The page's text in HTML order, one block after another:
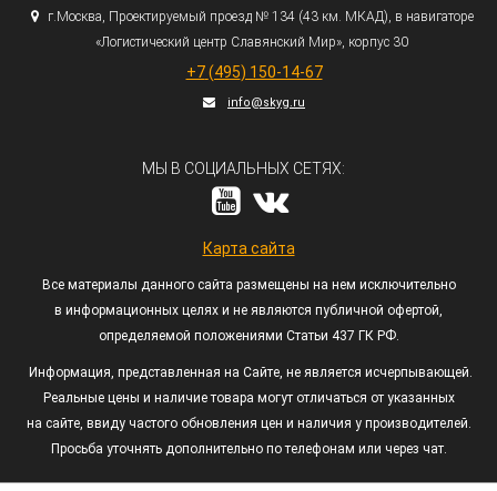
г.Москва, Проектируемый проезд № 134 (43км. МКАД), в навигаторе
«Логистический центр Славянский Мир», корпус 30
+7 (495) 150-14-67
info@skyg.ru
МЫ В СОЦИАЛЬНЫХ СЕТЯХ:
Карта сайта
Все материалы данного сайта размещены на нем исключительно
в информационных целях и не являются публичной офертой,
определяемой положениями Статьи 437 ГК РФ.
Информация, представленная на Сайте, не является исчерпывающей.
Реальные цены и наличие товара могут отличаться от указанных
на сайте, ввиду частого обновления цен и наличия у производителей.
Просьба уточнять дополнительно по телефонам или через чат.